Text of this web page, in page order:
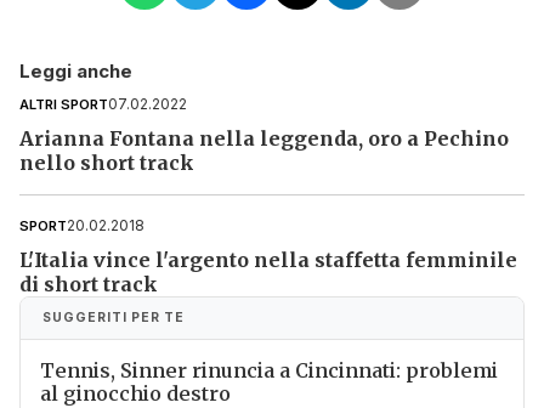
Leggi anche
ALTRI SPORT07.02.2022
Arianna Fontana nella leggenda, oro a Pechino
nello short track
SPORT20.02.2018
L'Italia vince l'argento nella staffetta femminile
di short track
SUGGERITI PER TE
Tennis, Sinner rinuncia a Cincinnati: problemi
al ginocchio destro